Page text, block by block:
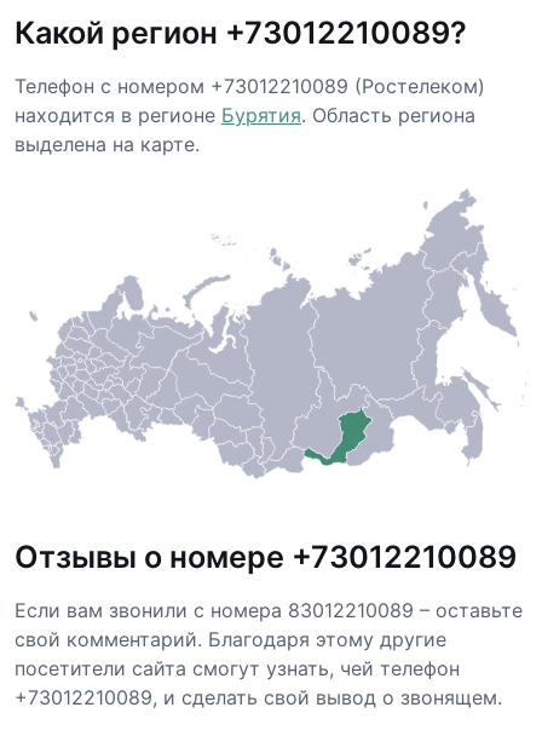
Какой регион +73012210089?
Телефон с номером +73012210089 (Ростелеком)
находится в регионе Бурятия. Область региона
выделена на карте.
Отзывы о номере +73012210089
Если вам звонили с номера 83012210089 – оставьте
свой комментарий. Благодаря этому другие
посетители сайта смогут узнать, чей телефон
+73012210089, и сделать свой вывод о звонящем.